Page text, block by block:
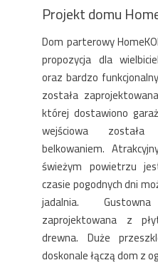
Projekt domu
Dom parterowy
propozycja dla
oraz bardzo
została
której dostawiono
wejściowa została
belkowaniem.
świeżym powietrzu
czasie pogodnych dni
jadalnia.
zaprojektowana z
drewna. Duże
doskonale łączą dom z